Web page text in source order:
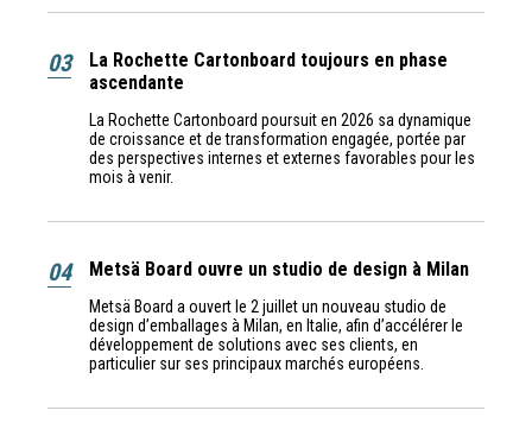
03
La Rochette Cartonboard toujours en phase
ascendante
La Rochette Cartonboard poursuit en 2026 sa dynamique
de croissance et de transformation engagée, portée par
des perspectives internes et externes favorables pour les
mois à venir.
04 Metsä Board ouvre un studio de design à Milan
Metsä Board a ouvert le 2 juillet un nouveau studio de
design d’emballages à Milan, en Italie, afin d’accélérer le
développement de solutions avec ses clients, en
particulier sur ses principaux marchés européens.